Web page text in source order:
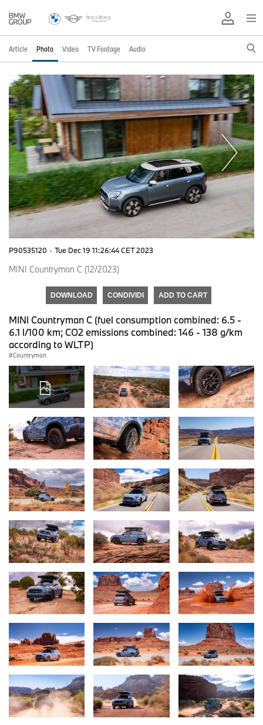
Article Photo Video TV Footage Audio
P90535120 · Tue Dec 19 11:26:44 CET 2023
MINI Countryman C (12/2023)
DOWNLOAD CONDIVIDI ADD TO CART
MINI Countryman C (fuel consumption combined: 6.5 -
6.1 l/100 km; CO2 emissions combined: 146 - 138 g/km
according to WLTP)
Countryman